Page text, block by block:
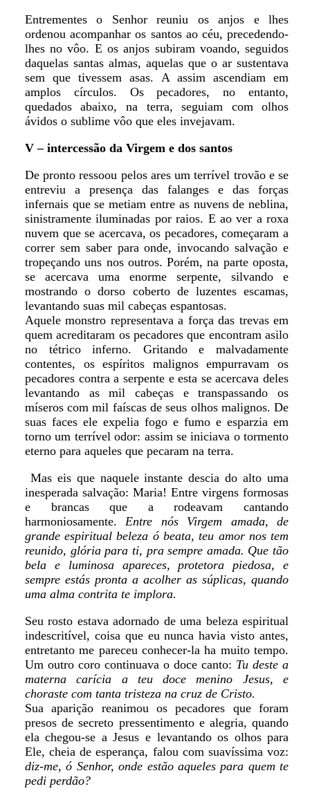
Entrementes o Senhor reuniu os anjos e lhes
ordenou acompanhar os santos ao céu, precedendo-
lhes no vôo. E os anjos subiram voando, seguidos
daquelas santas almas, aquelas que o ar sustentava
sem que tivessem asas. A assim ascendiam em
amplos círculos. Os pecadores, no entanto,
quedados abaixo, na terra, seguiam com olhos
ávidos o sublime vôo que eles invejavam.
V – intercessão da Virgem e dos santos
De pronto ressoou pelos ares um terrível trovão e se
entreviu a presença das falanges e das forças
infernais que se metiam entre as nuvens de neblina,
sinistramente iluminadas por raios. E ao ver a roxa
nuvem que se acercava, os pecadores, começaram a
correr sem saber para onde, invocando salvação e
tropeçando uns nos outros. Porém, na parte oposta,
se acercava uma enorme serpente, silvando e
mostrando o dorso coberto de luzentes escamas,
levantando suas mil cabeças espantosas.
Aquele monstro representava a força das trevas em
quem acreditaram os pecadores que encontram asilo
no tétrico inferno. Gritando e malvadamente
contentes, os espíritos malignos empurravam os
pecadores contra a serpente e esta se acercava deles
levantando as mil cabeças e transpassando os
míseros com mil faíscas de seus olhos malignos. De
suas faces ele expelia fogo e fumo e esparzia em
torno um terrível odor: assim se iniciava o tormento
eterno para aqueles que pecaram na terra.
Mas eis que naquele instante descia do alto uma
inesperada salvação: Maria! Entre virgens formosas
e brancas que a rodeavam cantando
harmoniosamente.Entre nós Virgem amada, de
grande espiritual beleza ó beata, teu amor nos tem
reunido, glória para ti, pra sempre amada. Que tão
bela e luminosa apareces, protetora piedosa, e
sempre estás pronta a acolher as súplicas, quando
uma alma contrita te implora.
Seu rosto estava adornado de uma beleza espiritual
indescritível, coisa que eu nunca havia visto antes,
entretanto me pareceu conhecer-la ha muito tempo.
Um outro coro continuava o doce canto: Tu deste a
materna carícia a teu doce menino Jesus, e
choraste com tanta tristeza na cruz de Cristo.
Sua aparição reanimou os pecadores que foram
presos de secreto pressentimento e alegria, quando
ela chegou-se a Jesus e levantando os olhos para
Ele, cheia de esperança, falou com suavíssima voz:
diz-me, ó Senhor, onde estão aqueles para quem te
pedi perdão?